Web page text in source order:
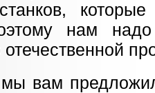
нам
мы вам